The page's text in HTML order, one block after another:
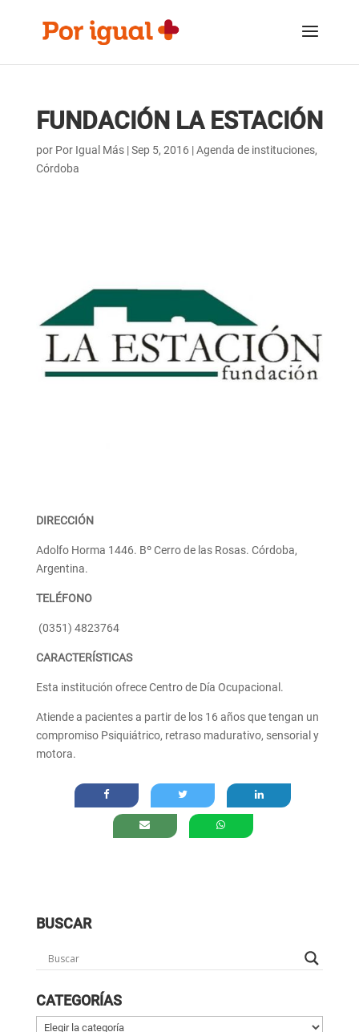
contenido
navegación
FUNDACIÓN LA ESTACIÓN
por Por Igual Más|Sep 5, 2016 |Agenda de instituciones,
Córdoba
DIRECCIÓN
Adolfo Horma 1446. Bº Cerro de las Rosas. Córdoba,
Argentina.
TELÉFONO
(0351) 4823764
CARACTERÍSTICAS
Esta institución ofrece Centro de Día Ocupacional.
Atiende a pacientes a partir de los 16 años que tengan un
compromiso Psiquiátrico, retraso madurativo, sensorial y
motora.
BUSCAR
CATEGORÍAS
Categorías